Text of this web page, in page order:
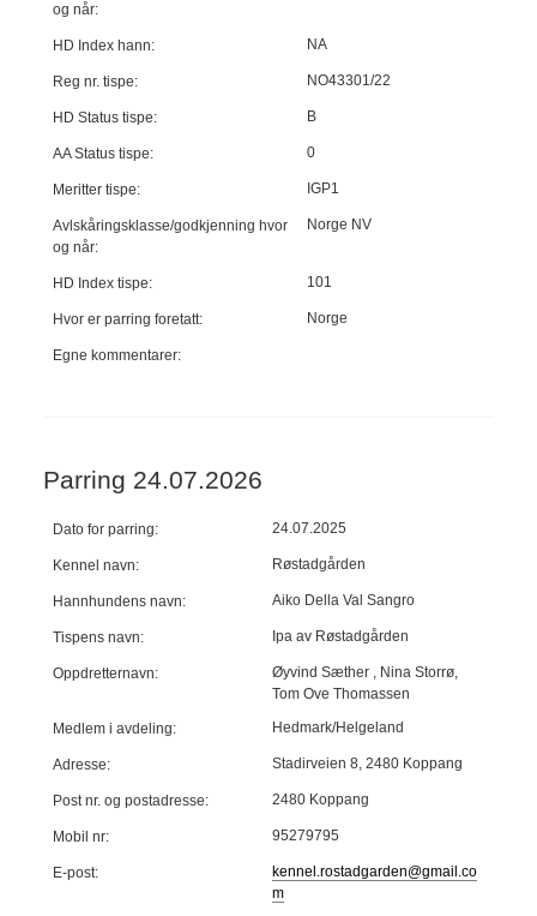
og når:
HD Index hann: NA
Reg nr. tispe: NO43301/22
HD Status tispe: B
AA Status tispe: 0
Meritter tispe: IGP1
Avlskåringsklasse/godkjenning hvor
og når:
Norge NV
HD Index tispe: 101
Hvor er parring foretatt: Norge
Egne kommentarer:
Parring 24.07.2026
Dato for parring: 24.07.2025
Kennel navn: Røstadgården
Hannhundens navn: Aiko Della Val Sangro
Tispens navn: Ipa av Røstadgården
Oppdretternavn:
Øyvind Sæther , Nina Storrø,
Tom Ove Thomassen
Medlem i avdeling: Hedmark/Helgeland
Adresse: Stadirveien 8, 2480 Koppang
Post nr. og postadresse: 2480 Koppang
Mobil nr: 95279795
E-post:
kennel.rostadgarden@gmail.co
m